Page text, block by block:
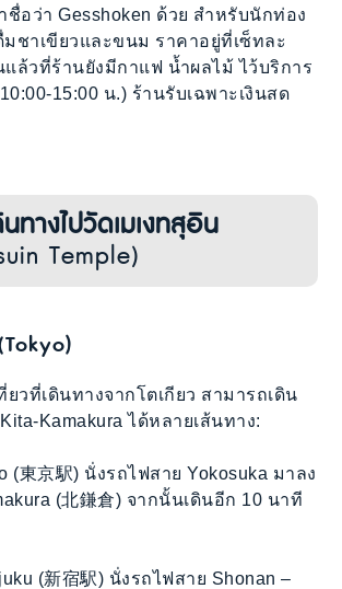
อว่า Gesshoken ด้วย สำหรับนักท่อง
มชาเขียวและขนม ราคาอยู่ที่เซ็ทละ
ล้วที่ร้านยังมีกาแฟ น้ำผลไม้ ไว้บริการ
15:00 น.) ร้านรับเฉพาะเงินสด
ทางไปวัดเมเงทสุอิน
Temple)
วที่เดินทางจากโตเกียว สามารถเดิน
Kamakura ได้หลายเส้นทาง:
(東京駅) นั่งรถไฟสาย Yokosuka มาลง
(北鎌倉) จากนั้นเดินอีก 10 นาที
(新宿駅) นั่งรถไฟสาย Shonan –